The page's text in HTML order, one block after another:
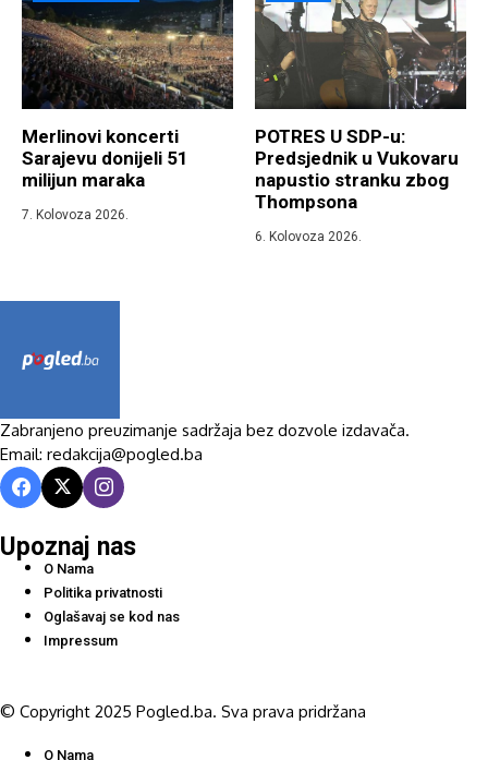
Merlinovi koncerti
Sarajevu donijeli 51
milijun maraka
7. Kolovoza 2026.
POTRES U SDP-u:
Predsjednik u Vukovaru
napustio stranku zbog
Thompsona
6. Kolovoza 2026.
Zabranjeno preuzimanje sadržaja bez dozvole izdavača.
Email: redakcija@pogled.ba
Upoznaj nas
O Nama
Politika privatnosti
Oglašavaj se kod nas
Impressum
© Copyright 2025 Pogled.ba. Sva prava pridržana
O Nama